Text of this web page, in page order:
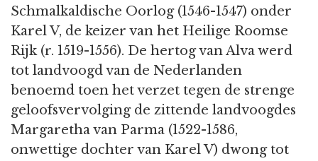
Schmalkaldische Oorlog (1546-1547) onder
Karel V, de keizer van het Heilige Roomse
Rijk (r. 1519-1556). De hertog van Alva werd
tot landvoogd van de Nederlanden
benoemd toen het verzet tegen de strenge
geloofsvervolging de zittende landvoogdes
Margaretha van Parma (1522-1586,
onwettige dochter van Karel V) dwong tot